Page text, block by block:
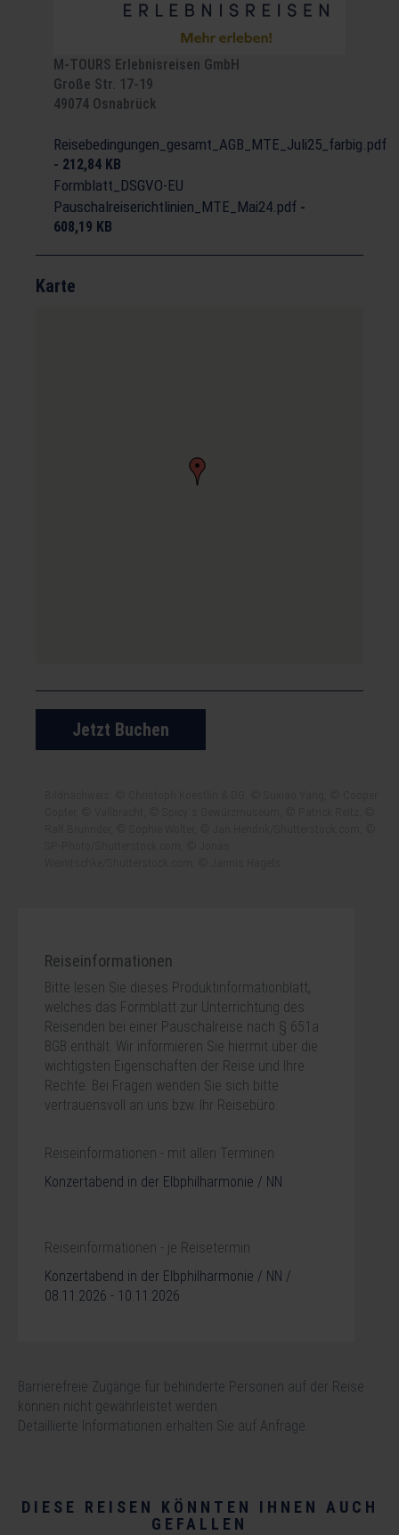
M-TOURS Erlebnisreisen GmbH
Große Str. 17-19
49074 Osnabrück
Reisebedingungen_gesamt_AGB_MTE_Juli25_farbig.pdf
- 212,84 KB
Formblatt_DSGVO-EU
Pauschalreiserichtlinien_MTE_Mai24.pdf -
608,19 KB
Karte
Jetzt Buchen
Reiseinformationen
Bitte lesen Sie dieses Produktinformationblatt,
welches das Formblatt zur Unterrichtung des
Reisenden bei einer Pauschalreise nach § 651a
BGB enthält. Wir informieren Sie hiermit über die
wichtigsten Eigenschaften der Reise und Ihre
Rechte. Bei Fragen wenden Sie sich bitte
vertrauensvoll an uns bzw. Ihr Reisebüro.
Reiseinformationen - mit allen Terminen
Konzertabend in der Elbphilharmonie / NN
Reiseinformationen - je Reisetermin
Konzertabend in der Elbphilharmonie / NN /
08.11.2026 - 10.11.2026
Barrierefreie Zugänge für behinderte Personen auf der Reise
können nicht gewährleistet werden.
Detaillierte Informationen erhalten Sie auf Anfrage.
DIESE REISEN KÖNNTEN IHNEN AUCH
GEFALLEN